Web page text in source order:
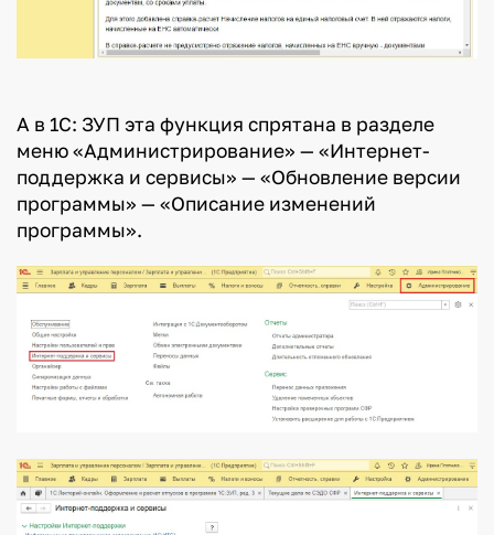
А в 1С: ЗУП эта функция спрятана в разделе
меню «Администрирование» — «Интернет-
поддержка и сервисы» — «Обновление версии
программы» — «Описание изменений
программы».